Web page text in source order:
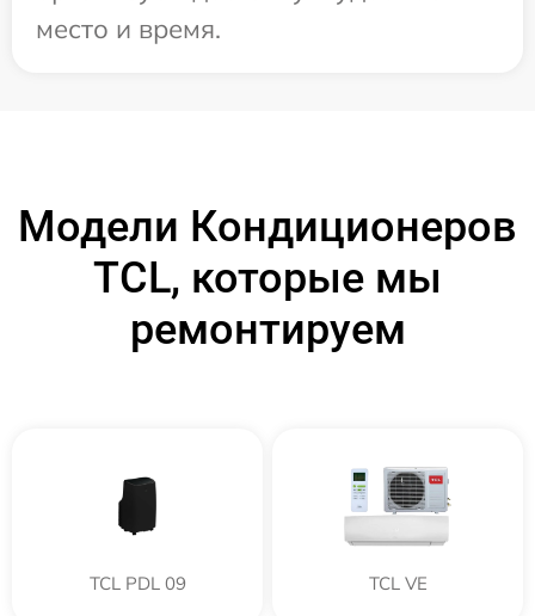
место и время.
Модели Кондиционеров
TCL, которые мы
ремонтируем
TCL PDL 09 TCL VE